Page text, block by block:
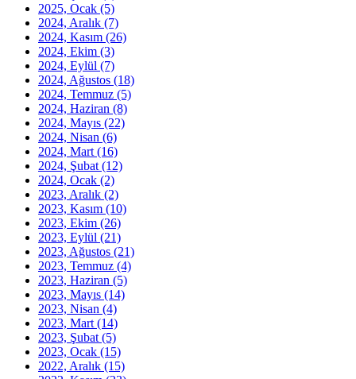
2025, Ocak (5)
2024, Aralık (7)
2024, Kasım (26)
2024, Ekim (3)
2024, Eylül (7)
2024, Ağustos (18)
2024, Temmuz (5)
2024, Haziran (8)
2024, Mayıs (22)
2024, Nisan (6)
2024, Mart (16)
2024, Şubat (12)
2024, Ocak (2)
2023, Aralık (2)
2023, Kasım (10)
2023, Ekim (26)
2023, Eylül (21)
2023, Ağustos (21)
2023, Temmuz (4)
2023, Haziran (5)
2023, Mayıs (14)
2023, Nisan (4)
2023, Mart (14)
2023, Şubat (5)
2023, Ocak (15)
2022, Aralık (15)